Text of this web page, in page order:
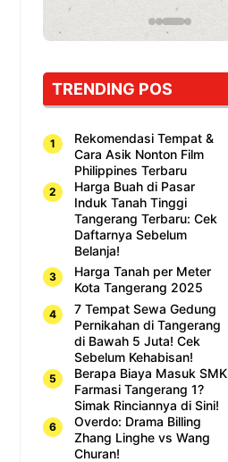
yang
Dicoba,
Cuma
Sushi!
TRENDING POS
Rekomendasi Tempat &
Cara Asik Nonton Film
Philippines Terbaru
Harga Buah di Pasar
Induk Tanah Tinggi
Tangerang Terbaru: Cek
Daftarnya Sebelum
Belanja!
Harga Tanah per Meter
Kota Tangerang 2025
7 Tempat Sewa Gedung
Pernikahan di Tangerang
di Bawah 5 Juta! Cek
Sebelum Kehabisan!
Berapa Biaya Masuk SMK
Farmasi Tangerang 1?
Simak Rinciannya di Sini!
Overdo: Drama Billing
Zhang Linghe vs Wang
Churan!